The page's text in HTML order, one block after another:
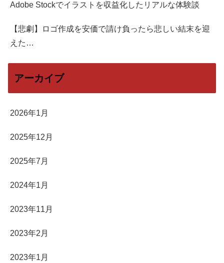
Adobe Stockでイラストを収益化したリアルな体験談
【悲劇】ロゴ作成を安価で請け負ったら悲しい結末を迎
えた…
アーカイブ
2026年1月
2025年12月
2025年7月
2024年1月
2023年11月
2023年2月
2023年1月